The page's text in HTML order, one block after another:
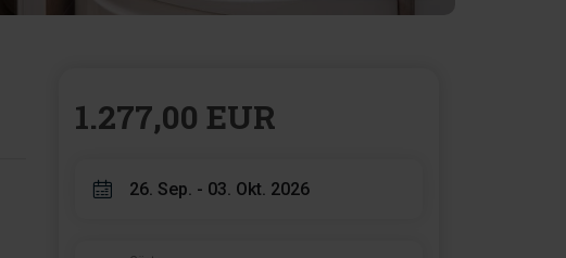
1.277,00 EUR
26. Sep. - 03. Okt. 2026